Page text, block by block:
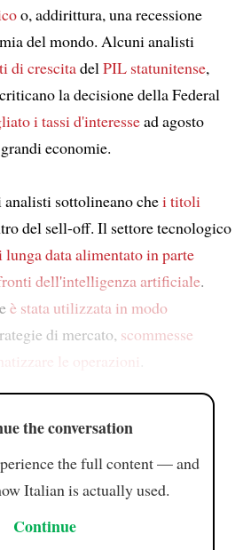
o, addirittura, una recessione
del mondo. Alcuni analisti
di crescitadel PIL statunitense,
la decisione della Federal
i tassi d'interessead agosto
economie.
sottolineano chei titoli
del sell-off. Il settore tecnologico
dataalimentato in parte
dell'intelligenza artificiale.
è stata utilizzata in modo
di mercato, scommesse
le operazioni
the conversation
the full content — and
Italian is actually used.
Continue